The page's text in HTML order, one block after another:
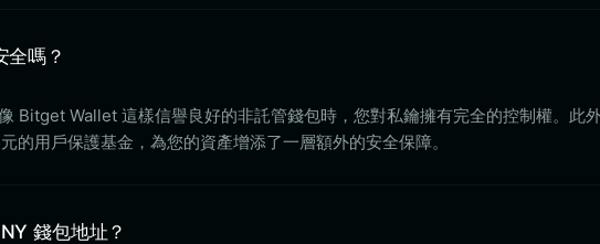
全嗎？
Bitget Wallet 這樣信譽良好的非託管錢包時，您對私鑰擁有完全的控制權。此
的用戶保護基金，為您的資產增添了一層額外的安全保障。
錢包地址？